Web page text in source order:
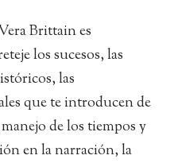
Brittain es
los sucesos, las
las
que te introducen de
de los tiempos y
en la narración, la